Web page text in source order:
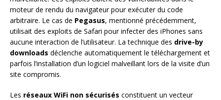
moteur de rendu du navigateur pour exécuter du code
arbitraire. Le cas de Pegasus, mentionné précédemment,
utilisait des exploits de Safari pour infecter des iPhones sans
aucune interaction de l’utilisateur. La technique des drive-by
downloads déclenche automatiquement le téléchargement et
parfois l’installation d’un logiciel malveillant lors de la visite d’un
site compromis.
Les réseaux WiFi non sécurisés constituent un vecteur